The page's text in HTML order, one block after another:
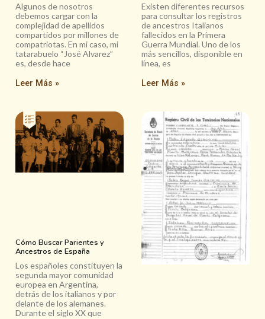
Algunos de nosotros
debemos cargar con la
complejidad de apellidos
compartidos por millones de
compatriotas. En mi caso, mi
tatarabuelo “José Alvarez”
es, desde hace
Leer Más »
Existen diferentes recursos
para consultar los registros
de ancestros Italianos
fallecidos en la Primera
Guerra Mundial. Uno de los
más sencillos, disponible en
línea, es
Leer Más »
Cómo Buscar Parientes y
Ancestros de España
Los españoles constituyen la
segunda mayor comunidad
europea en Argentina,
detrás de los italianos y por
delante de los alemanes.
Durante el siglo XX que